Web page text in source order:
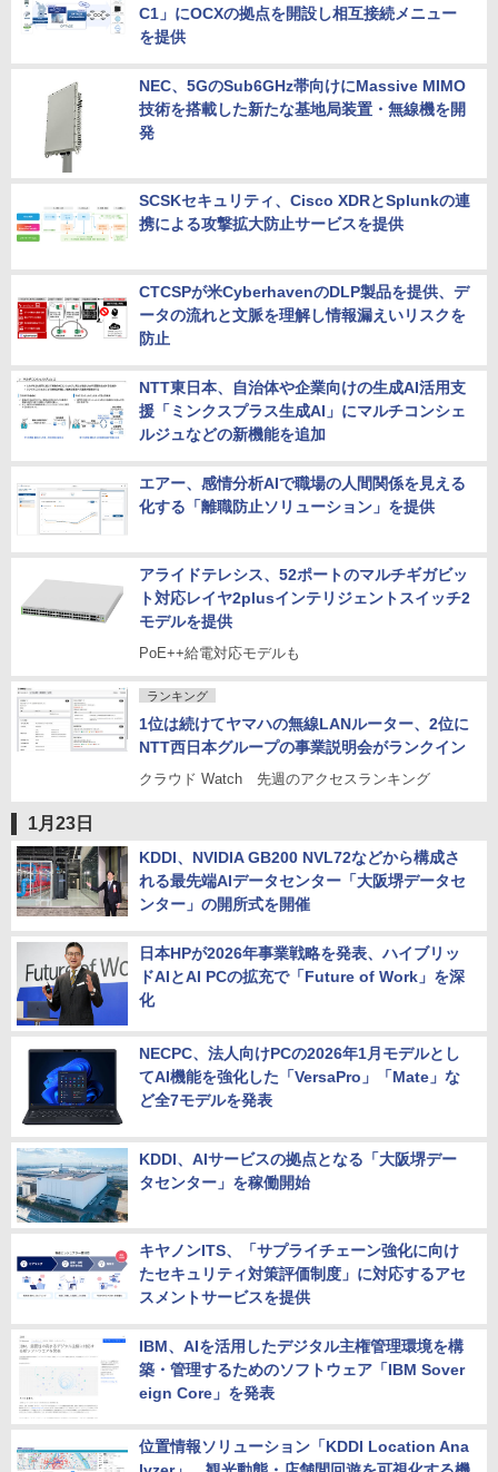
C1」にOCXの拠点を開設し相互接続メニュー
を提供
NEC、5GのSub6GHz帯向けにMassive MIMO
技術を搭載した新たな基地局装置・無線機を開
発
SCSKセキュリティ、Cisco XDRとSplunkの連
携による攻撃拡大防止サービスを提供
CTCSPが米CyberhavenのDLP製品を提供、デ
ータの流れと文脈を理解し情報漏えいリスクを
防止
NTT東日本、自治体や企業向けの生成AI活用支
援「ミンクスプラス生成AI」にマルチコンシェ
ルジュなどの新機能を追加
エアー、感情分析AIで職場の人間関係を見える
化する「離職防止ソリューション」を提供
アライドテレシス、52ポートのマルチギガビッ
ト対応レイヤ2plusインテリジェントスイッチ2
モデルを提供
PoE++給電対応モデルも
ランキング
1位は続けてヤマハの無線LANルーター、2位に
NTT西日本グループの事業説明会がランクイン
クラウド Watch 先週のアクセスランキング
1月23日
KDDI、NVIDIA GB200 NVL72などから構成さ
れる最先端AIデータセンター「大阪堺データセ
ンター」の開所式を開催
日本HPが2026年事業戦略を発表、ハイブリッ
ドAIとAI PCの拡充で「Future of Work」を深
化
NECPC、法人向けPCの2026年1月モデルとし
てAI機能を強化した「VersaPro」「Mate」な
ど全7モデルを発表
KDDI、AIサービスの拠点となる「大阪堺デー
タセンター」を稼働開始
キヤノンITS、「サプライチェーン強化に向け
たセキュリティ対策評価制度」に対応するアセ
スメントサービスを提供
IBM、AIを活用したデジタル主権管理環境を構
築・管理するためのソフトウェア「IBM Sover
eign Core」を発表
位置情報ソリューション「KDDI Location Ana